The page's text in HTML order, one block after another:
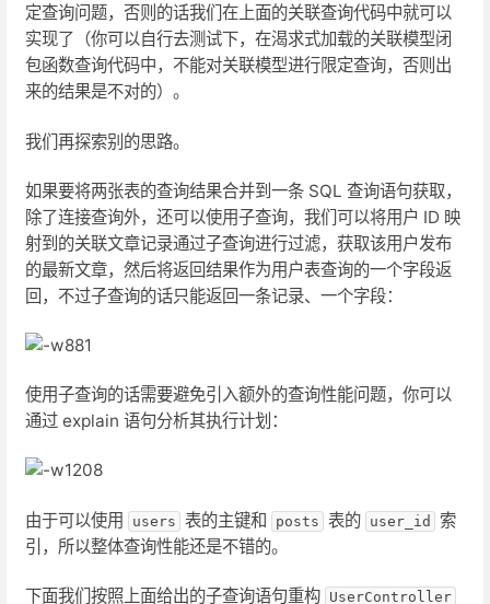
定查询问题，否则的话我们在上面的关联查询代码中就可以
实现了（你可以自行去测试下，在渴求式加载的关联模型闭
包函数查询代码中，不能对关联模型进行限定查询，否则出
来的结果是不对的）。
我们再探索别的思路。
如果要将两张表的查询结果合并到一条 SQL 查询语句获取，
除了连接查询外，还可以使用子查询，我们可以将用户 ID 映
射到的关联文章记录通过子查询进行过滤，获取该用户发布
的最新文章，然后将返回结果作为用户表查询的一个字段返
回，不过子查询的话只能返回一条记录、一个字段：
使用子查询的话需要避免引入额外的查询性能问题，你可以
通过 explain 语句分析其执行计划：
由于可以使用 users 表的主键和 posts 表的 user_id
索
引，所以整体查询性能还是不错的。
下面我们按照上面给出的子查询语句重构 UserController